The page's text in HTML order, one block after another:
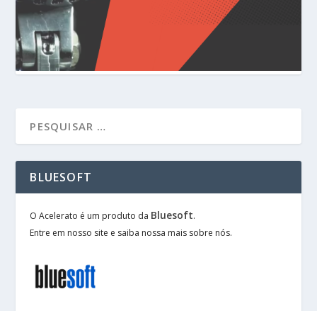
BLUESOFT
O Acelerato é um produto da Bluesoft.
Entre em nosso site e saiba nossa mais sobre nós.